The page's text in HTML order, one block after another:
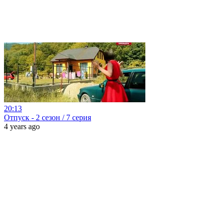
20:13
Отпуск - 2 сезон / 7 серия
4 years ago